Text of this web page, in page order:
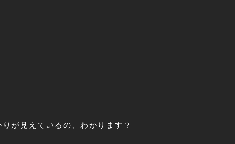
が見えているの、わかります？